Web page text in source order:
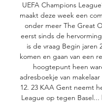
UEFA Champions
maakt deze week een
onder meer The Great
eerst sinds de
is de vraag Begin jaren
komen en gaan van een
hoogtepunt heen
adresboekje van
12. 23 KAA Gent neemt
League op tegen